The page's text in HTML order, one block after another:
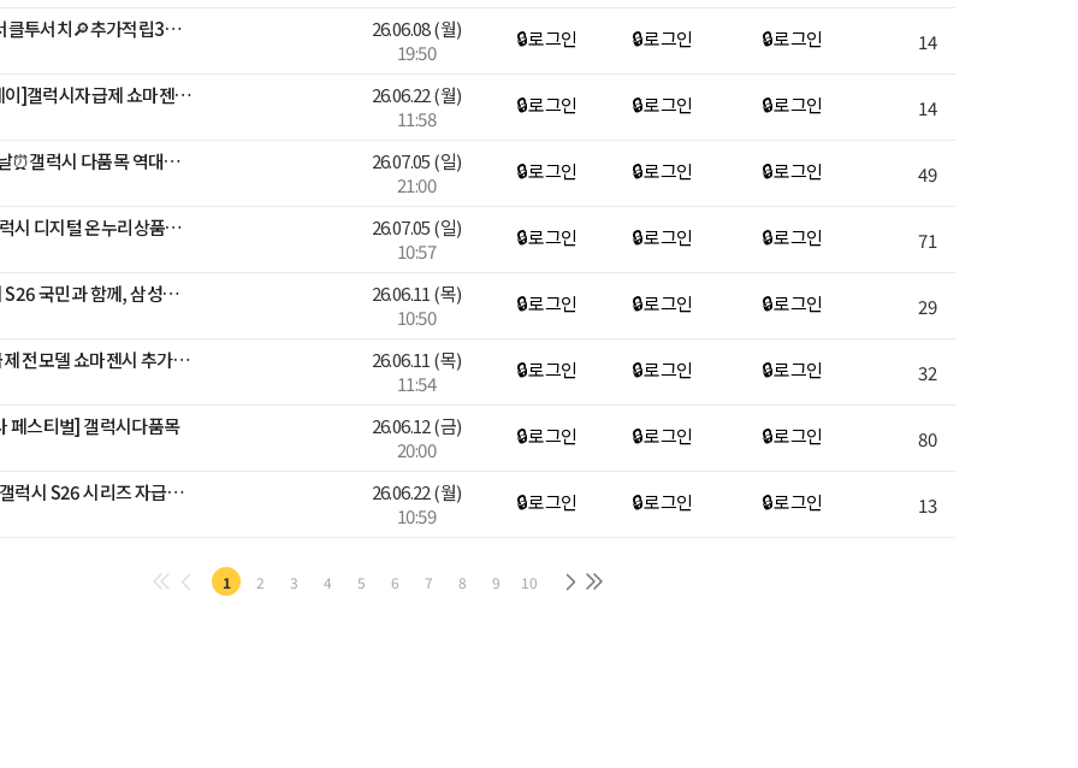
[N배송] 곽윤기 출연! S26 서클투서치🔎추가적립3%+N포인트추가증정 26.06.08(월)
19:50
🔒 로그인 🔒 로그인 🔒 로그인 14
📱[디지털어워즈X멤버십데이]갤럭시자급제 쇼마젠시 역대급 추가적립 라이브 26.06.22(월)
11:58
🔒 로그인 🔒 로그인 🔒 로그인 14
삼성 감사 페스티벌 마지막날⏰갤럭시 다품목 역대급 혜택 26.07.05(일)
21:00
🔒 로그인 🔒 로그인 🔒 로그인 49
🚨오늘 행사종료🚨 삼성 갤럭시 디지털 온누리상품권 20% 라스트 찬스 26.07.05(일)
10:57
🔒 로그인 🔒 로그인 🔒 로그인 71
안정환, 김남일 출연!갤럭시 S26 국민과 함께, 삼성전자 감사 페스티벌 26.06.11 (목)
10:50
🔒 로그인 🔒 로그인 🔒 로그인 29
📱[브랜드위크]갤럭시 자급제 전모델 쇼마젠시 추가적립 라이브📱 26.06.11 (목)
11:54
🔒 로그인 🔒 로그인 🔒 로그인 32
페스티벌] 갤럭시다품목 26.06.12(금)
20:00
🔒 로그인 🔒 로그인 🔒 로그인 80
[디지털어워즈][블루밍] 🎉갤럭시 S26 시리즈 자급제폰 라이브🎉 26.06.22(월)
10:59
🔒 로그인 🔒 로그인 🔒 로그인 13
1 2 3 4 5 6 7 8 9 10